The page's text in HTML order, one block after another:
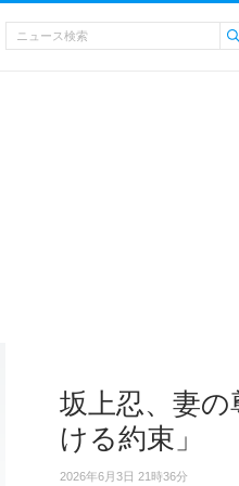
坂上忍、妻
ける約束」
2026年6月3日 21時36分